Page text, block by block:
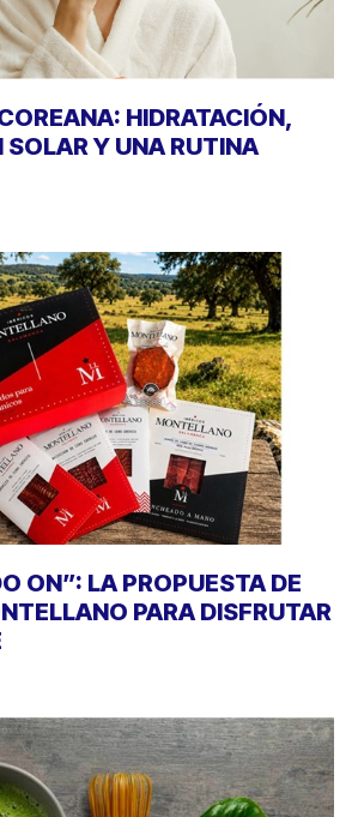
HIDRATACIÓN,
SOLAR Y UNA RUTINA
ON”: LA PROPUESTA DE
PARA DISFRUTAR